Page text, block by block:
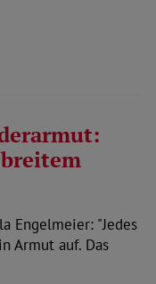
Engelmeier: "Jedes
Armut auf. Das